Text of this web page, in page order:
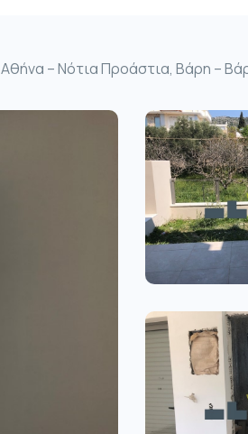
Αθήνα – Νότια Προάστια, Βάρη –